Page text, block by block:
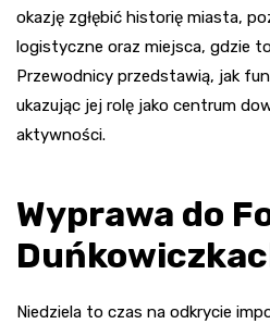
okazję zgłębić historię miasta,
logistyczne oraz miejsca, gdzie
Przewodnicy przedstawią, jak
ukazując jej rolę jako centrum
aktywności.
Wyprawa do
Niedziela to czas na odkrycie